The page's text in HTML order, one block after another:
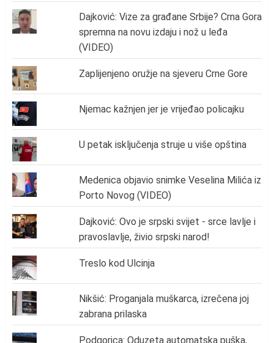
Dajković: Vize za građane Srbije? Crna Gora
spremna na novu izdaju i nož u leđa
(VIDEO)
Zaplijenjeno oružje na sjeveru Crne Gore
Njemac kažnjen jer je vrijeđao policajku
U petak isključenja struje u više opština
Medenica objavio snimke Veselina Milića iz
Porto Novog (VIDEO)
Dajković: Ovo je srpski svijet - srce lavlje i
pravoslavlje, živio srpski narod!
Treslo kod Ulcinja
Nikšić: Proganjala muškarca, izrečena joj
zabrana prilaska
Podgorica: Oduzeta automatska puška,